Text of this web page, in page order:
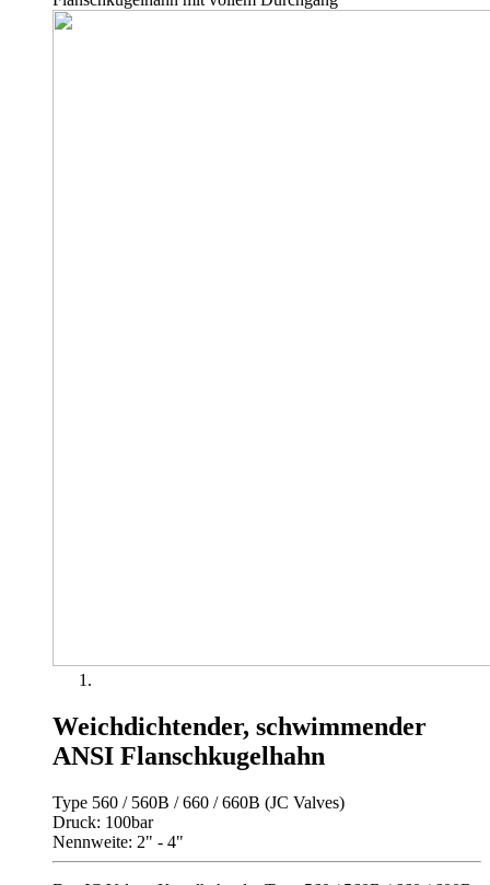
Weichdichtender, schwimmender
ANSI Flanschkugelhahn
Type 560 / 560B / 660 / 660B (JC Valves)
Druck: 100bar
Nennweite: 2" - 4"